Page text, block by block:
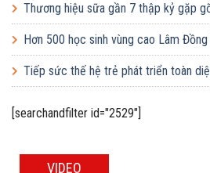
Thương hiệu sữa gần 7 thập kỷ gặp
up ‘Thưởng vị hè’
Hơn 500 học sinh vùng cao Lâm
cao Việt Nam
Tiếp sức thế hệ trẻ phát triển toàn
[searchandfilter id="2529"]
VIDEO